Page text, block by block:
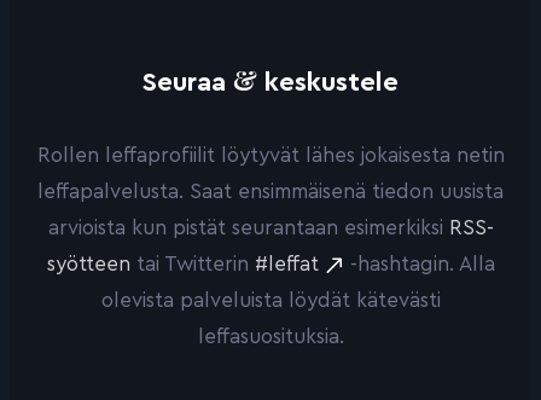
Seuraa & keskustele
Rollen leffaprofiilit löytyvät lähes jokaisesta netin
leffapalvelusta. Saat ensimmäisenä tiedon uusista
arvioista kun pistät seurantaan esimerkiksi RSS-
syötteen tai Twitterin #leffat
-hashtagin. Alla
olevista palveluista löydät kätevästi
leffasuosituksia.